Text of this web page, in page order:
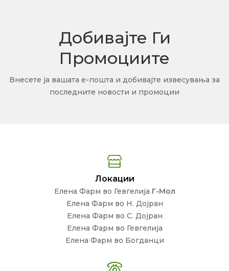
Добивајте Ги
Промоциите
Внесете ја вашата е-пошта и добивајте извесувања за
последните новости и промоции
Локации
Елена Фарм во Гевгелија Г-Мол
Елена Фарм во Н. Дојран
Елена Фарм во С. Дојран
Елена Фарм во Гевгелија
Елена Фарм во Богданци